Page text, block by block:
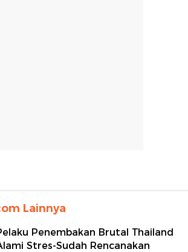
Lainnya
Penembakan Brutal Thailand
Stres-Sudah Rencanakan